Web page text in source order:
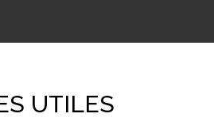
UTILES